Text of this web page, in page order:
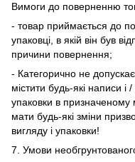
Вимоги до поверненню
- товар приймається до
упаковці, в якій він був
причини повернення;
- Категорично не
містити будь-які написи
упаковки в призначеному
мати будь-які зміни
вигляду і упаковки!
7. Умови